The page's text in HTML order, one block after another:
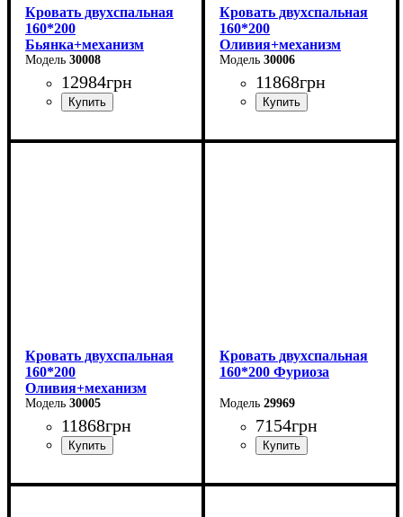
Кровать двухспальная
160*200
Бьянка+механизм
(светло-серая)
30008
12984грн
Ширина: 170 см
Кровать двухспальная
160*200
Оливия+механизм
(светло-серая)
30006
11868грн
Ширина: 170 см
Кровать двухспальная
160*200
Оливия+механизм
(бежевая)
30005
11868грн
Ширина: 170 см
Кровать двухспальная
160*200 Фуриоза
29969
7154грн
Ширина: 164,2 см